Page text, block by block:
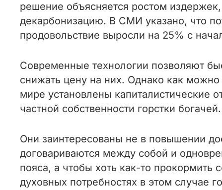
решение объясняется ростом
декарбонизацию. В СМИ указано, что
продовольствие выросли на 25% с
Современные технологии позволяют
снижать цену на них. Однако как
мире установлены капиталистические
частной собственности горстки богачей.
Они заинтересованы не в повышении
договариваются между собой и
пояса, а чтобы хоть как-то прокормить
духовных потребностях в этом случае